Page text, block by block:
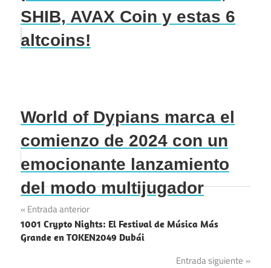
SHIB, AVAX Coin y estas 6
altcoins!
World of Dypians marca el
comienzo de 2024 con un
emocionante lanzamiento
del modo multijugador
Navegación
de
Entrada anterior
1001 Crypto Nights: El Festival de Música Más
Grande en TOKEN2049 Dubái
Entrada siguiente